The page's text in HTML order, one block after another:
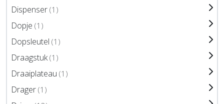
Dispenser (1)
Dopje (1)
Dopsleutel (1)
Draagstuk(1)
Draaiplateau (1)
Drager (1)